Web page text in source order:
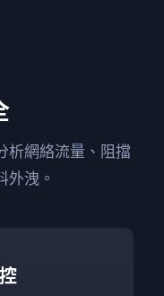
析網絡流量、阻擋
外洩。